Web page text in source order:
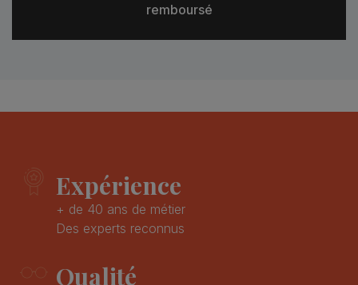
remboursé
Expérience
+ de 40 ans de métier
Des experts reconnus
Qualité